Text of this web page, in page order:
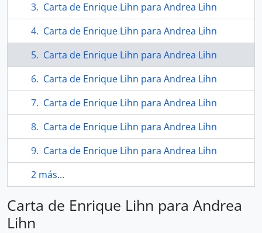
Carta de Enrique Lihn para Andrea Lihn
Carta de Enrique Lihn para Andrea Lihn
Carta de Enrique Lihn para Andrea Lihn
Carta de Enrique Lihn para Andrea Lihn
Carta de Enrique Lihn para Andrea Lihn
Carta de Enrique Lihn para Andrea Lihn
Carta de Enrique Lihn para Andrea Lihn
2 más...
Carta de Enrique Lihn para Andrea
Lihn